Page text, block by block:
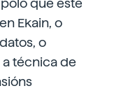
que este
Ekain, o
o
técnica de